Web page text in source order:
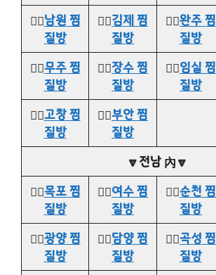
👉🏻남원 찜
질방
👉🏻김제 찜
질방
👉🏻완주 찜
질방
👉🏻무주 찜
질방
👉🏻장수 찜
질방
👉🏻임실 찜
질방
👉🏻고창 찜
질방
👉🏻부안 찜
질방
🔽전남 內🔽
👉🏻목포 찜
질방
👉🏻여수 찜
질방
👉🏻순천 찜
질방
👉🏻광양 찜
질방
👉🏻담양 찜
질방
👉🏻곡성 찜
질방